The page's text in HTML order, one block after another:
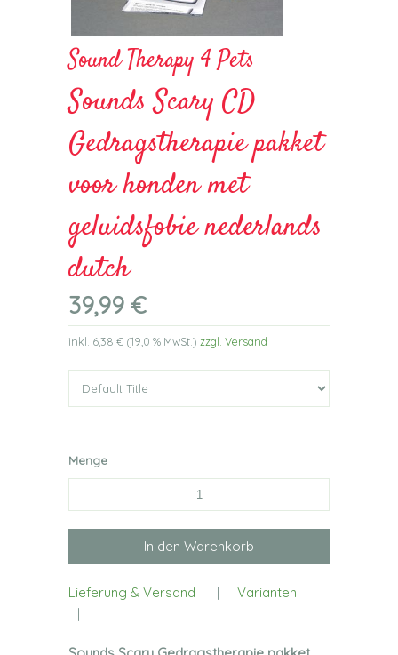
Sound Therapy 4 Pets
Sounds Scary CD
Gedragstherapie pakket
voor honden met
geluidsfobie nederlands
dutch
39,99 €
inkl. 6,38 € (19,0 % MwSt.) zzgl. Versand
Menge
Lieferung & Versand |
Varianten
|